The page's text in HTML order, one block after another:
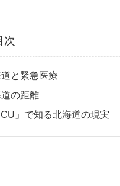
次
と緊急医療
の距離
」で知る北海道の現実